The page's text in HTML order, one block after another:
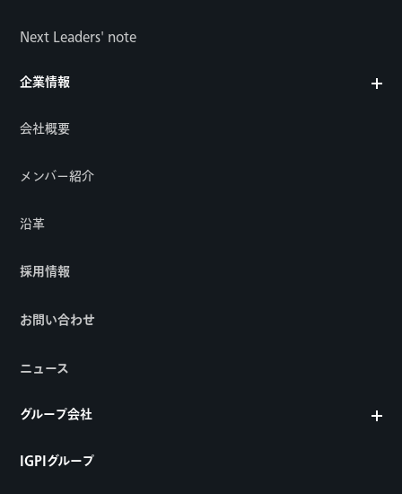
Next Leaders' note
企業情報
会社概要
メンバー紹介
沿革
採用情報
お問い合わせ
ニュース
グループ会社
IGPIグループ